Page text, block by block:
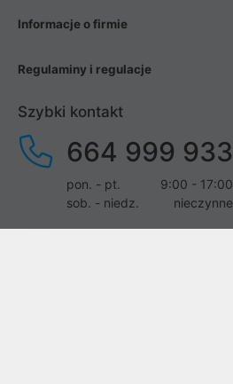
Informacje o firmie
Regulaminy i regulacje
Szybki kontakt
664 999 933
pon. - pt.
9:00 - 17:00
sob. - niedz.
nieczynne